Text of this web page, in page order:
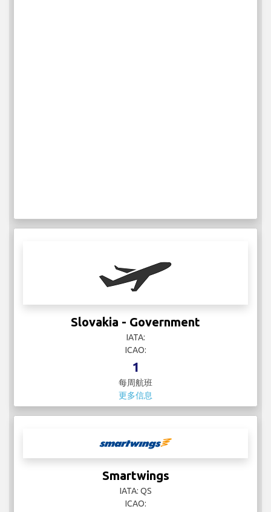
Slovakia - Government
IATA:
ICAO:
1
每周航班
更多信息
Smartwings
IATA: QS
ICAO: